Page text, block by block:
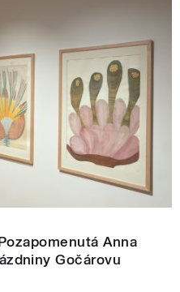
Anna
Gočárovu